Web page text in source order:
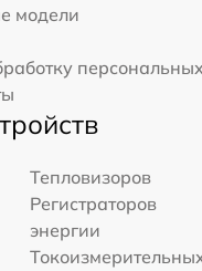
модели
Тепловизоров
Регистраторов
энергии